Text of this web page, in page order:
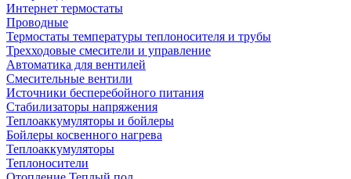
Интернет термостаты
Проводные
Термостаты температуры теплоносителя и трубы
Трехходовые смесители и управление
Автоматика для вентилей
Смесительные вентили
Источники бесперебойного питания
Стабилизаторы напряжения
Теплоаккумуляторы и бойлеры
Бойлеры косвенного нагрева
Теплоаккумуляторы
Теплоносители